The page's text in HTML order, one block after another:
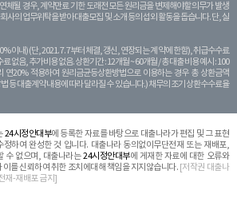
체될 경우, 계약만료 기한 도래전 모든 원리금을 변제해야할 의무가 발생
사의 업무위탁을 받아 대출모집 및 소개 등의 섭외 활동을 돕습니다. 단, 실
이내) (단, 2021. 7. 7부터 체결, 갱신, 연장되는 계 약에 한함), 취급수수료
없음, 추가비용 없음. 상환기간 : 12개월 ~ 60개월 / 총 대출 비용 예시 : 100
연20% 적용하여 원리금균등상환방법으로 이용하는 경우 총 상환금액
등 대출계약 내용에 따라 달라질 수 있습니다.) 채무의 조기 상환수수료율
24시정안대부에 등록한 자료를 바탕으로 대출나라가 편집 및 그 표현
정하여 완성한 것 입니다. 대출나라 동의없이무단전재 또는 재배포,
수 없으며, 대출나라는24시정안대부에 게재한 자료에 대한 오류와
이를 신뢰하여 취한 조치에대해 책임을 지지않습니다. [저작권 대출나
재-재배포 금지]